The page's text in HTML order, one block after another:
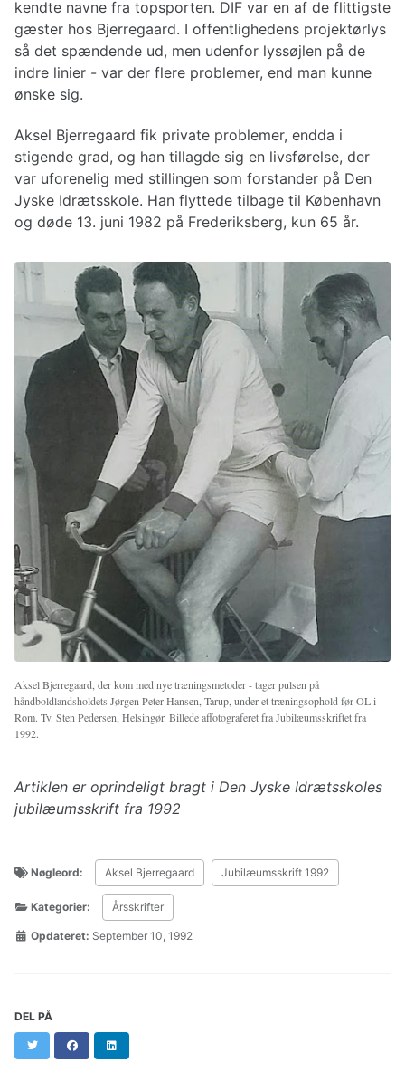
kendte navne fra topsporten. DIF var en af de flittigste
gæster hos Bjerregaard. I offentlighedens projektørlys
så det spændende ud, men udenfor lyssøjlen på de
indre linier - var der flere problemer, end man kunne
ønske sig.
Aksel Bjerregaard fik private problemer, endda i
stigende grad, og han tillagde sig en livsførelse, der
var uforenelig med stillingen som forstander på Den
Jyske Idrætsskole. Han flyttede tilbage til København
og døde 13. juni 1982 på Frederiksberg, kun 65 år.
Aksel Bjerregaard, der kom med nye træningsmetoder - tager pulsen på
håndboldlandsholdets Jørgen Peter Hansen, Tarup, under et træningsophold før OL i
Rom. Tv. Sten Pedersen, Helsingør. Billede affotograferet fra Jubilæumsskriftet fra
1992.
Artiklen er oprindeligt bragt i Den Jyske Idrætsskoles
jubilæumsskrift fra 1992
Nøgleord: Aksel Bjerregaard Jubilæumsskrift 1992
Kategorier: Årsskrifter
Opdateret: September 10, 1992
DEL PÅ
Twitter Facebook